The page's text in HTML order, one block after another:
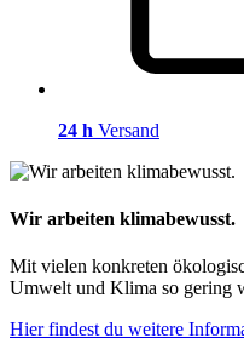
24 h Versand
Wir arbeiten klimabewusst.
Mit vielen konkreten
Umwelt und Klima so gering
Hier findest du weitere